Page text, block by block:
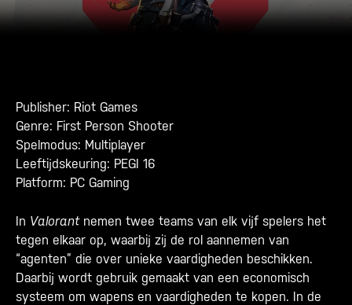
Publisher: Riot Games
Genre: First Person Shooter
Spelmodus: Multiplayer
Leeftijdskeuring: PEGI 16
Platform: PC Gaming
In Valorantnemen twee teams van elk vijf spelers het
tegen elkaar op, waarbij zij de rol aannemen van
“agenten” die over unieke vaardigheden beschikken.
Daarbij wordt gebruik gemaakt van een economisch
systeem om wapens en vaardigheden te kopen. In de